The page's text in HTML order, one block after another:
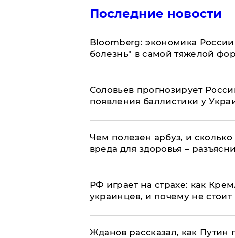
Последние новости
Bloomberg: экономика
болезнь" в самой тяжелой
Соловьев прогнозирует
появления баллистики у
Чем полезен арбуз, и
вреда для здоровья –
РФ играет на страхе: как
украинцев, и почему не стоит
Жданов рассказал, как Путин